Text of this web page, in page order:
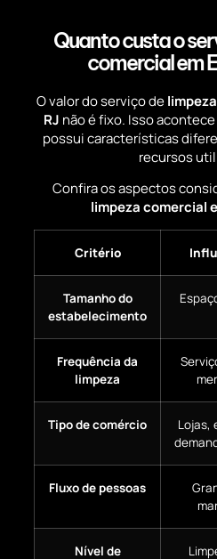
Quanto custa o
comercial em
O valor do serviço de
RJ não é fixo. Isso
possui características
recursos
Confira os aspectos
limpeza comercial
Critério
Tamanho do
estabelecimento
Frequência da
limpeza
Tipo de comércio
Lojas,
Fluxo de pessoas
Nível de